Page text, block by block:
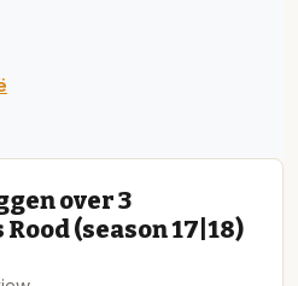
over 3
(season 17|18)